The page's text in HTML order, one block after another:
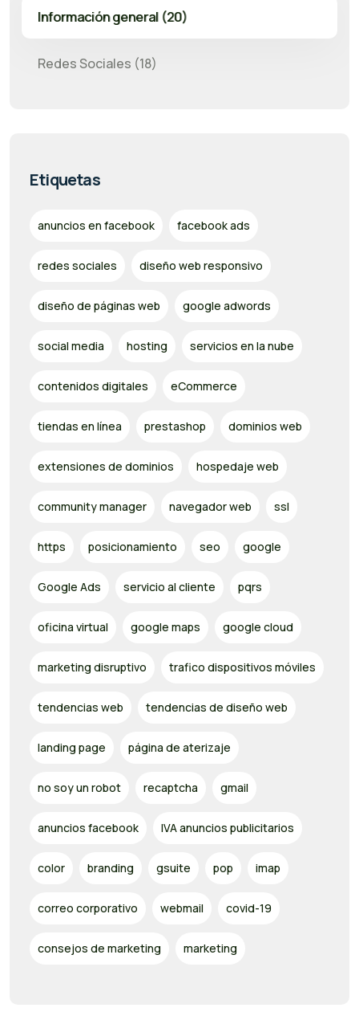
Información general (20)
Redes Sociales (18)
Etiquetas
anuncios en facebook facebook ads
redes sociales diseño web responsivo
diseño de páginas web google adwords
social media hosting servicios en la nube
contenidos digitales eCommerce
tiendas en línea prestashop dominios web
extensiones de dominios hospedaje web
community manager navegador web ssl
https posicionamiento seo google
Google Ads servicio al cliente pqrs
oficina virtual google maps google cloud
marketing disruptivo trafico dispositivos móviles
tendencias web tendencias de diseño web
landing page página de aterizaje
no soy un robot recaptcha gmail
anuncios facebook IVA anuncios publicitarios
color branding gsuite pop imap
correo corporativo webmail covid-19
consejos de marketing marketing